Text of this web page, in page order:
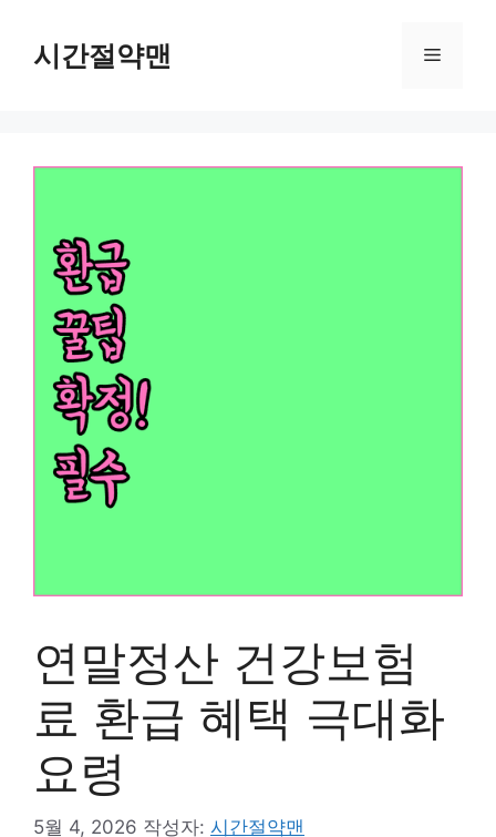
시간절약맨 메
연말정산 건강보험
료 환급 혜택 극대화
요령
5월 4, 2026 작성자: 시간절약맨